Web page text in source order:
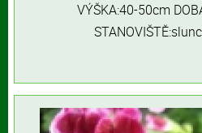
VÝŠKA:40-50cm